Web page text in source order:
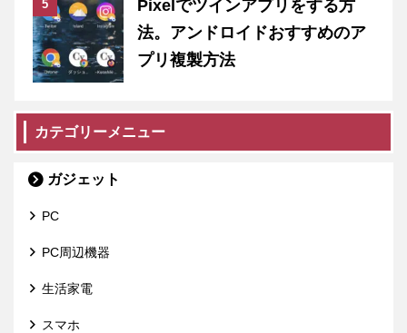
Pixelでツインアプリをする方
法。アンドロイドおすすめのア
プリ複製方法
カテゴリーメニュー
ガジェット
PC
PC周辺機器
生活家電
スマホ